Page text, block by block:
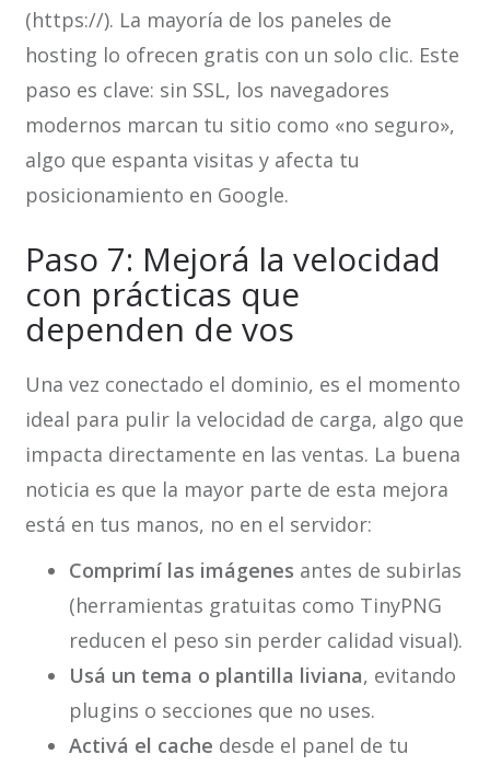
(https://). La mayoría de los paneles de
hosting lo ofrecen gratis con un solo clic. Este
paso es clave: sin SSL, los navegadores
modernos marcan tu sitio como «no seguro»,
algo que espanta visitas y afecta tu
posicionamiento en Google.
Paso 7: Mejorá la velocidad
con prácticas que
dependen de vos
Una vez conectado el dominio, es el momento
ideal para pulir la velocidad de carga, algo que
impacta directamente en las ventas. La buena
noticia es que la mayor parte de esta mejora
está en tus manos, no en el servidor:
Comprimí las imágenes antes de subirlas
(herramientas gratuitas como TinyPNG
reducen el peso sin perder calidad visual).
Usá un tema o plantilla liviana, evitando
plugins o secciones que no uses.
Activá el cache desde el panel de tu